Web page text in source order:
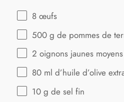
8 œufs
500 g de pommes de
2 oignons jaunes
80 ml d’huile d’olive
10 g de sel fin